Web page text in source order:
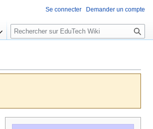
Se connecter Demander un compte
R
e
e
h
e